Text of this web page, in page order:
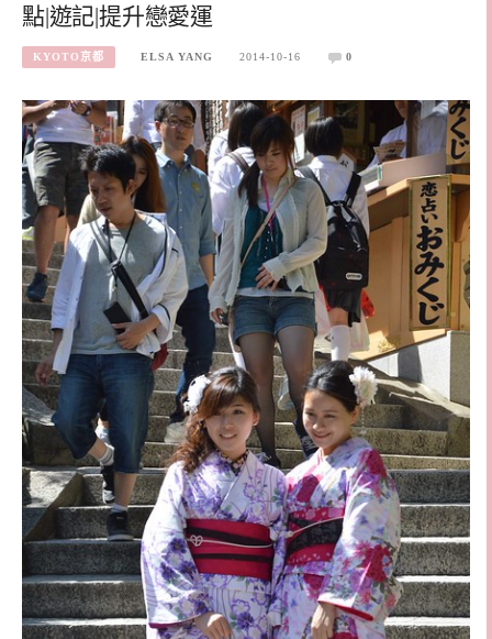
點|遊記|提升戀愛運
KYOTO京都 ELSA YANG 2014-10-16 0